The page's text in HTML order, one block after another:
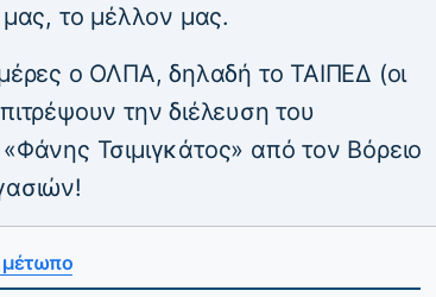
το μέλλον μας.
ο ΟΛΠΑ, δηλαδή το ΤΑΙΠΕΔ (οι
την διέλευση του
Τσιμιγκάτος» από τον Βόρειο
μέτωπο